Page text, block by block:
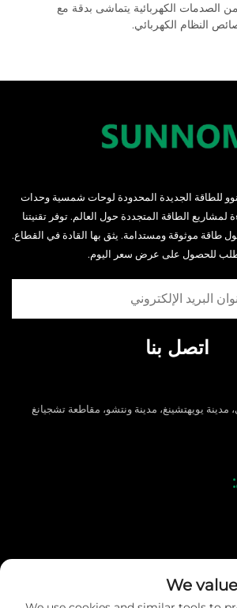
من الصدمات الكهربائية يتماشى بدقة مع
النظام الكهربائي.
للطاقة الجديدة المحدودة لوحات شمسية وحدات
لمشاريع الطاقة المتجددة حول العالم. توفر تقنيتنا
طاقة موثوقة ومستدامة. يثق بها القادة في القطاع.
للحصول على عرض سعر اليوم.
اتصل بنا
مدينة يويهتشينغ، مدينة ونتشو، مقاطعة تشجيانغ
We